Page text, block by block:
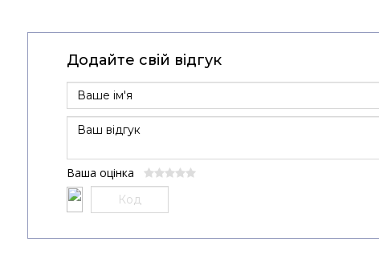
Додайте свій відгук
Ваша оцінка